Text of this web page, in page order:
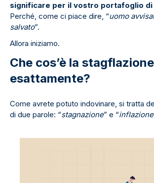
significare per il vostro portafoglio
Perché, come ci piace dire, “uomo
salvato”.
Allora iniziamo.
Che cos’è la
esattamente?
Come avrete potuto indovinare, si tratta
di due parole: “stagnazione” e “inflazione